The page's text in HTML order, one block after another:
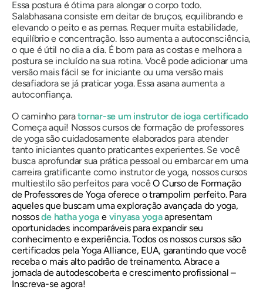
Essa postura é ótima para alongar o corpo todo.
Salabhasanaconsiste em deitar de bruços, equilibrando e
elevando o peito e as pernas. Requer muita estabilidade,
equilíbrio e concentração. Isso aumenta a autoconsciência,
o que é útil no dia a dia. É bom para as costas e melhora a
postura se incluído na sua rotina. Você pode adicionar uma
versão mais fácil se for iniciante ou uma versão mais
desafiadora se já praticar yoga. Essa asana aumenta a
autoconfiança.
O caminho paratornar-se um instrutor de ioga certificado
Começa aqui! Nossos cursos de formação de professores
de yoga são cuidadosamente elaborados para atender
tanto iniciantes quanto praticantes experientes. Se você
busca aprofundar sua prática pessoal ou embarcar em uma
carreira gratificante como instrutor de yoga, nossos cursos
multiestilo são perfeitos para vocêO Curso de Formação
de Professores de Yoga oferece o trampolim perfeito. Para
aqueles que buscam uma exploração avançada do yoga,
nossosde hatha yoga e vinyasa yogaapresentam
oportunidades incomparáveis ​​para expandir seu
conhecimento e experiência. Todos os nossos cursos são
certificados pela Yoga Alliance, EUA, garantindo que você
receba o mais alto padrão de treinamento. Abrace a
jornada de autodescoberta e crescimento profissional –
Inscreva-se agora!